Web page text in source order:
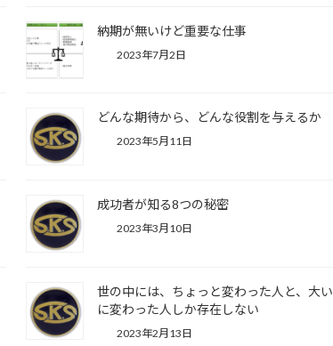
納期が無いけど重要な仕事
2023年7月2日
どんな期待から、どんな役割を与えるか
2023年5月11日
成功者が知る8つの秘密
2023年3月10日
世の中には、ちょっと変わった人と、大い
に変わった人しか存在しない
2023年2月13日